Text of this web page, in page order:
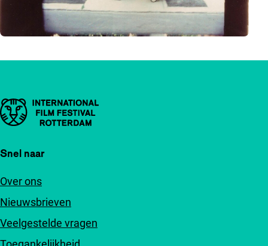
Belangrijke links
Snel naar
Over ons
Nieuwsbrieven
Veelgestelde vragen